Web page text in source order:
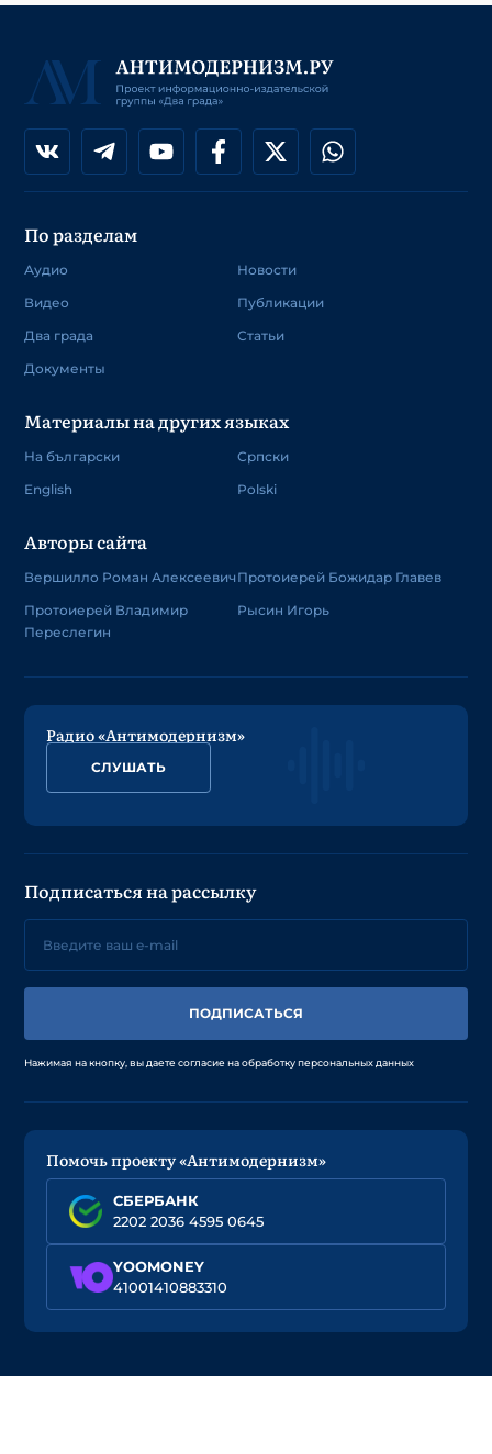
По разделам
Аудио
Видео
Два града
Документы
Новости
Публикации
Статьи
Материалы на других языках
На български
English
Српски
Polski
Авторы сайта
Вершилло Роман Алексеевич
Протоиерей Владимир
Переслегин
Протоиерей Божидар Главев
Рысин Игорь
Радио «Антимодернизм»
СЛУШАТЬ
Подписаться на рассылку
ПОДПИСАТЬСЯ
Нажимая на кнопку, вы даете согласие на обработку персональных данных
Помочь проекту «Антимодернизм»
СБЕРБАНК
2202 2036 4595 0645
YOOMONEY
41001410883310